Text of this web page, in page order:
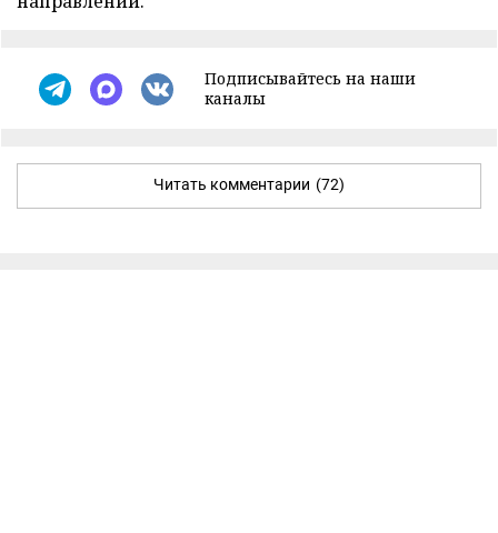
Подписывайтесь на наши
каналы
Читать комментарии (72)